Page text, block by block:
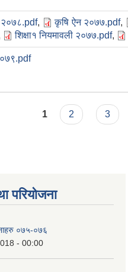
, कृषि ऐन २०७७.pdf,
शिक्षा१ नियमावली २०७७.pdf,
1 2 3
परियोजना
०७५-०७६
- 00:00